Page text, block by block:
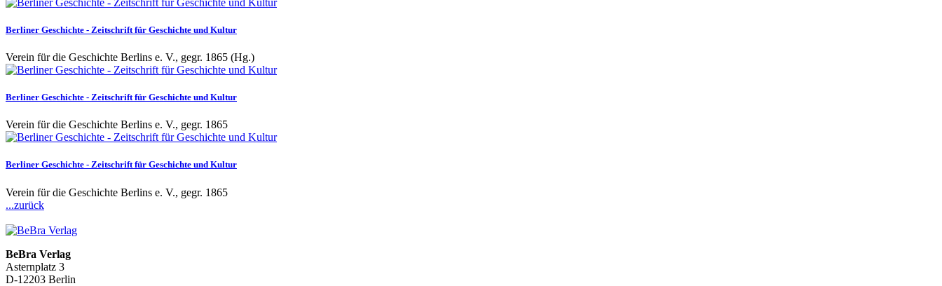
Berliner Geschichte - Zeitschrift für Geschichte und Kultur
Verein für die Geschichte Berlins e. V., gegr. 1865 (Hg.)
Berliner Geschichte - Zeitschrift für Geschichte und Kultur
Verein für die Geschichte Berlins e. V., gegr. 1865
Berliner Geschichte - Zeitschrift für Geschichte und Kultur
Verein für die Geschichte Berlins e. V., gegr. 1865
...zurück
BeBra Verlag
Asternplatz 3
D-12203 Berlin